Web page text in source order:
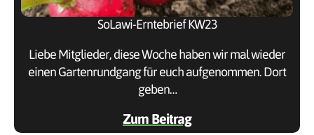
SoLawi-Erntebrief KW23
Liebe Mitglieder, diese Woche haben wir mal wieder
einen Gartenrundgang für euch aufgenommen. Dort
geben…
Zum Beitrag